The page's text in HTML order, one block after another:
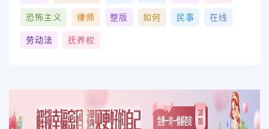
恐怖主义 律师 整版 如何 民事 在线
劳动法 抚养权